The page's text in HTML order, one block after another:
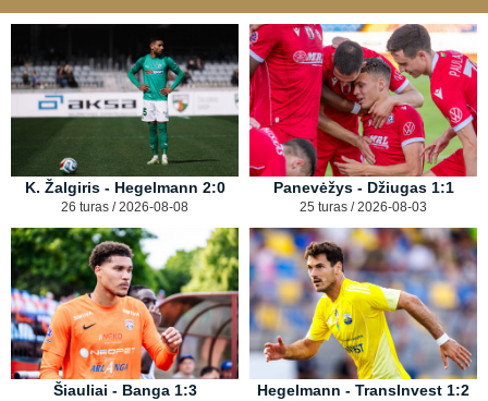
K. Žalgiris - Hegelmann 2:0
26 turas / 2026-08-08
Panevėžys - Džiugas 1:1
25 turas / 2026-08-03
Šiauliai - Banga 1:3 Hegelmann - TransInvest 1:2